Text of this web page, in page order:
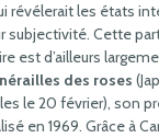
révélerait les états
subjectivité. Cette
est d’ailleurs
des roses
le 20 février), son
en 1969. Grâce à